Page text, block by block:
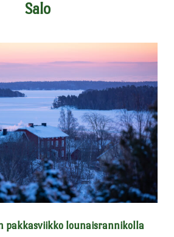
Salo
pakkasviikko lounaisrannikolla